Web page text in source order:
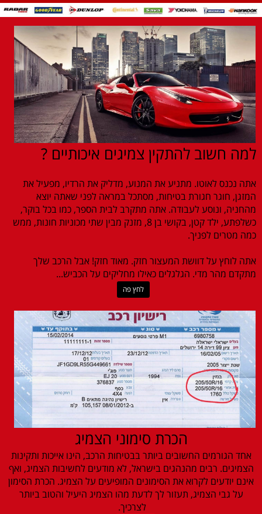
למה חשוב להתקין צמיגים איכותיים ?
אתה נכנס לאוטו. מתניע את המנוע, מדליק את הרדיו, מפעיל את
המזגן, חוגר חגורת בטיחות, מסתכל במראה לפני שאתה יוצא
מהחניה, ונוסע לעבודה. אתה מתקרב לבית הספר, כמו בכל בוקר,
כשלפתע, ילד קטן, בקושי בן 8, מזנק מבין שתי מכוניות חונות, ממש
כמה מטרים לפניך.
אתה לוחץ על דוושת המעצור חזק. מאוד חזק! אבל הרכב שלך
מתקדם מהר מדי. הגלגלים כאילו מחליקים על הכביש...
לחץ פה
הכרת סימוני הצמיג
אחד הגורמים החשובים ביותר בבטיחות הרכב, הינו אייכות ותקינות
הצמיגים. רבים מהנהגים בישראל, לא מודעים לחשיבות הצמיג, ואף
אינם יודעים לקרוא את הסימונים המופיעים על הצמיג. הכרת הסימון
על גבי הצמיג, תעזור לך לדעת מהו הצמיג היעיל והטוב ביותר
לצרכיך.